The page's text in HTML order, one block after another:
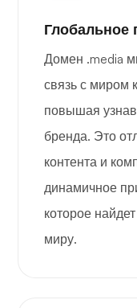
Глобальное
Домен .media
связь с миром
повышая
бренда. Это
контента и
динамичное
которое
миру.